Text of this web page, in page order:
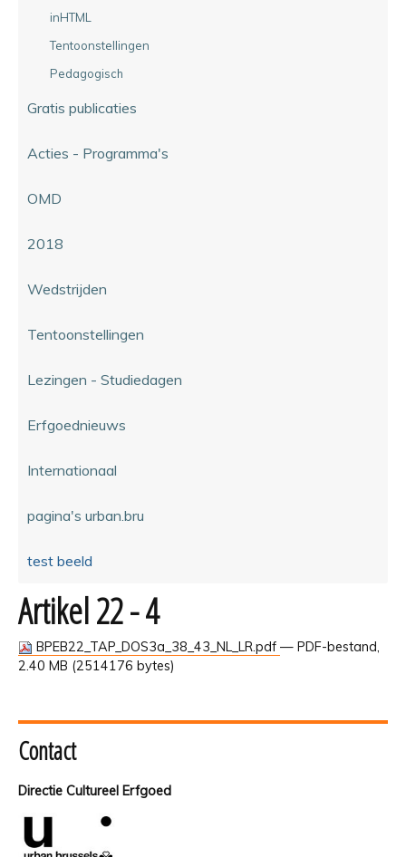
inHTML
Tentoonstellingen
Pedagogisch
Gratis publicaties
Acties - Programma's
OMD
2018
Wedstrijden
Tentoonstellingen
Lezingen - Studiedagen
Erfgoednieuws
Internationaal
pagina's urban.bru
test beeld
Artikel 22 - 4
BPEB22_TAP_DOS3a_38_43_NL_LR.pdf — PDF-bestand,
2.40 MB (2514176 bytes)
Contact
Directie Cultureel Erfgoed